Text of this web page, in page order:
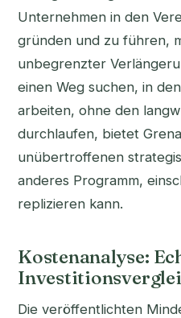
Unternehmen in den
gründen und zu führen,
unbegrenzter
einen Weg suchen, in
arbeiten, ohne den
durchlaufen, bietet
unübertroffenen
anderes Programm,
replizieren kann.
Kostenanalyse:
Die veröffentlichten